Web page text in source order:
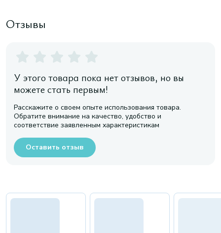
Отзывы
У этого товара пока нет отзывов, но вы
можете стать первым!
Расскажите о своем опыте использования товара.
Обратите внимание на качество, удобство и
соответствие заявленным характеристикам
Оставить отзыв